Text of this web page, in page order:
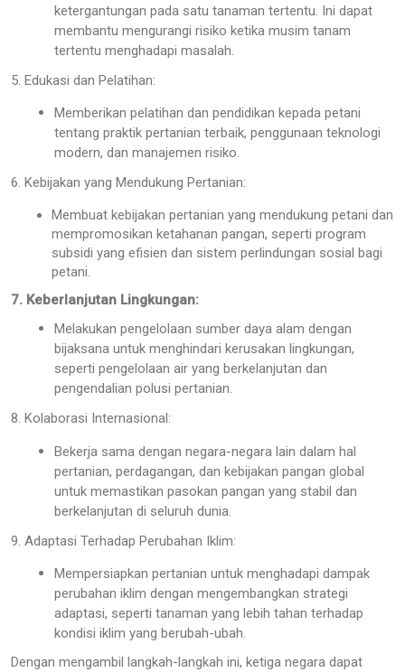
ketergantungan pada satu tanaman tertentu. Ini dapat
membantu mengurangi risiko ketika musim tanam
tertentu menghadapi masalah.
5. Edukasi dan Pelatihan:
Memberikan pelatihan dan pendidikan kepada petani
tentang praktik pertanian terbaik, penggunaan teknologi
modern, dan manajemen risiko.
6. Kebijakan yang Mendukung Pertanian:
Membuat kebijakan pertanian yang mendukung petani dan
mempromosikan ketahanan pangan, seperti program
subsidi yang efisien dan sistem perlindungan sosial bagi
petani.
7. Keberlanjutan Lingkungan:
Melakukan pengelolaan sumber daya alam dengan
bijaksana untuk menghindari kerusakan lingkungan,
seperti pengelolaan air yang berkelanjutan dan
pengendalian polusi pertanian.
8. Kolaborasi Internasional:
Bekerja sama dengan negara-negara lain dalam hal
pertanian, perdagangan, dan kebijakan pangan global
untuk memastikan pasokan pangan yang stabil dan
berkelanjutan di seluruh dunia.
9. Adaptasi Terhadap Perubahan Iklim:
Mempersiapkan pertanian untuk menghadapi dampak
perubahan iklim dengan mengembangkan strategi
adaptasi, seperti tanaman yang lebih tahan terhadap
kondisi iklim yang berubah-ubah.
Dengan mengambil langkah-langkah ini, ketiga negara dapat